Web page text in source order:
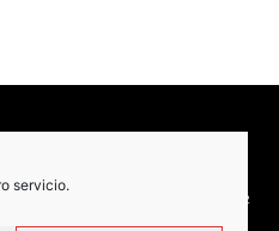
servicio.
COPYRIGHT © 2022